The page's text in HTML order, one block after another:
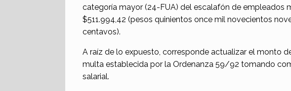
categoría mayor (24-FUA) del escalafón de empleados
$511.994,42 (pesos quinientos once mil novecientos
centavos).
A raíz de lo expuesto, corresponde actualizar el monto
multa establecida por la Ordenanza 59/92 tomando
salarial.